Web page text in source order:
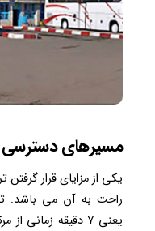
مسیرهای دسترسی
یکی از مزایای قرار
یعنی ۷ دقیقه